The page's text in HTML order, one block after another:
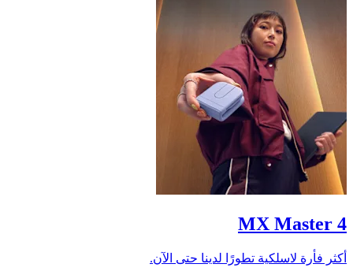
MX Master 4
أكثر فأرة لاسلكية تطورًا لدينا حتى الآن.